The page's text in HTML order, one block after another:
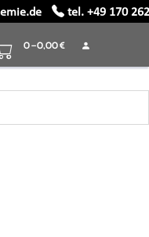
tel. +49 170
0 –0,00€